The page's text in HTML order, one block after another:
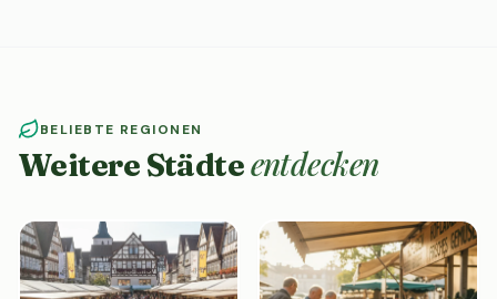
BELIEBTE REGIONEN
Weitere Städteentdecken